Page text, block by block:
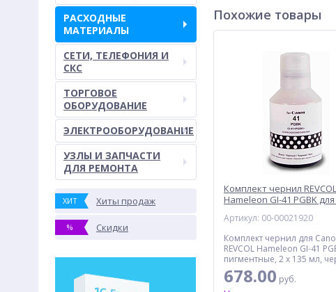
РАСХОДНЫЕ
МАТЕРИАЛЫ
СЕТИ, ТЕЛЕФОНИЯ И
СКС
ТОРГОВОЕ
ОБОРУДОВАНИЕ
ЭЛЕКТРООБОРУДОВАНИЕ
УЗЛЫ И ЗАПЧАСТИ
ДЛЯ РЕМОНТА
ХИТ Хиты продаж
% Скидки
Похожие товары
Комплект чернил REVCOL
Hameleon GI-41 PGBK
Артикул: 00-00021920
Комплект чернил для
REVCOL Hameleon GI-41
пигментные, 2 x 135 мл,
678.00 руб.